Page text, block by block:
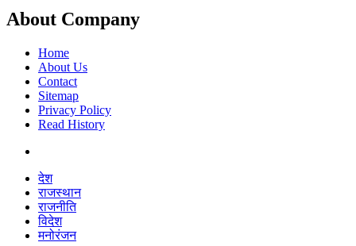
About Company
Home
About Us
Contact
Sitemap
Privacy Policy
Read History
देश
राजस्थान
राजनीति
विदेश
मनोरंजन